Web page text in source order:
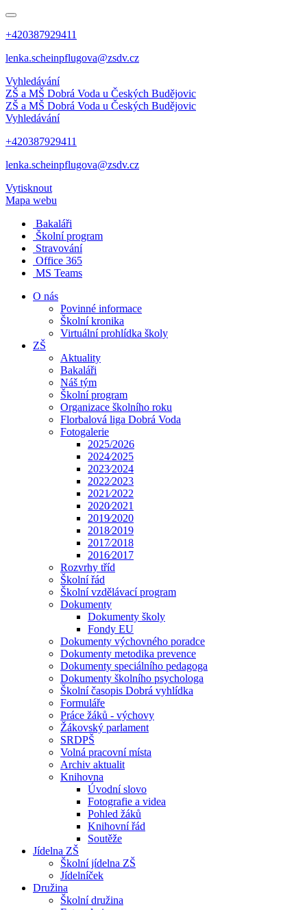
+420387929411
lenka.scheinpflugova@zsdv.cz
Vyhledávání
ZŠ a MŠ Dobrá Voda u Českých Budějovic
ZŠ a MŠ Dobrá Voda u Českých Budějovic
Vyhledávání
+420387929411
lenka.scheinpflugova@zsdv.cz
Vytisknout
Mapa webu
Bakaláři
Školní program
Stravování
Office 365
MS Teams
O nás
Povinné informace
Školní kronika
Virtuální prohlídka školy
ZŠ
Aktuality
Bakaláři
Náš tým
Školní program
Organizace školního roku
Florbalová liga Dobrá Voda
Fotogalerie
2025/2026
2024⁄2025
2023⁄2024
2022⁄2023
2021⁄2022
2020⁄2021
2019⁄2020
2018⁄2019
2017⁄2018
2016⁄2017
Rozvrhy tříd
Školní řád
Školní vzdělávací program
Dokumenty
Dokumenty školy
Fondy EU
Dokumenty výchovného poradce
Dokumenty metodika prevence
Dokumenty speciálního pedagoga
Dokumenty školního psychologa
Školní časopis Dobrá vyhlídka
Formuláře
Práce žáků - výchovy
Žákovský parlament
SRDPŠ
Volná pracovní místa
Archiv aktualit
Knihovna
Úvodní slovo
Fotografie a videa
Pohled žáků
Knihovní řád
Soutěže
Jídelna ZŠ
Školní jídelna ZŠ
Jídelníček
Družina
Školní družina